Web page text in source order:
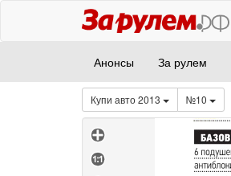
Анонсы За рулем
Купи авто 2013 №10